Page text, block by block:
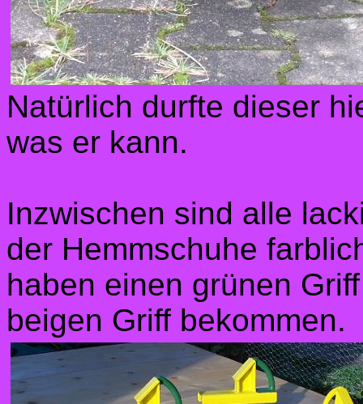
Natürlich durfte dieser
was er kann.
Inzwischen sind alle
der Hemmschuhe
haben einen grünen
beigen Griff bekommen.